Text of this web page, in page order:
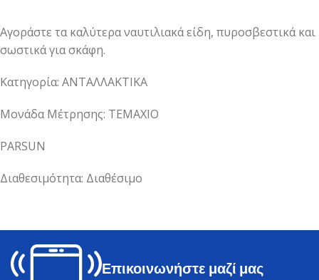
Αγοράστε τα καλύτερα ναυτιλιακά είδη, πυροσβεστικά και
σωστικά για σκάφη.
Κατηγορία: ΑΝΤΑΛΛΑΚΤΙΚΑ
Μονάδα Μέτρησης: ΤΕΜΑΧΙΟ
PARSUN
Διαθεσιμότητα: Διαθέσιμο
Επικοινωνήστε μαζί μας